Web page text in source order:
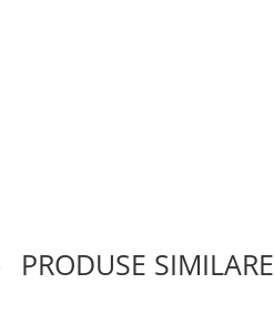
PRODUSE SIMILARE